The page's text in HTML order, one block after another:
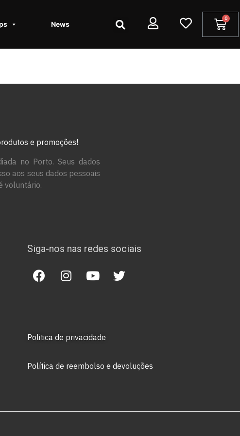
News
e promoções!
no Porto. Seus dados
aos seus dados pessoais
voluntário.
Siga-nos nas redes sociais
Politica de privacidade
Política de reembolso e devoluções